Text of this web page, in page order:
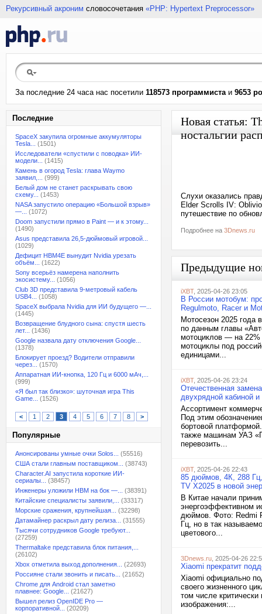
Рекурсивный акроним словосочетания «PHP: Hypertext Preprocessor»
За последние 24 часа нас посетили 118573 программистаи 9653
Последние
SpaceX закупила огромные аккумуляторы
Tesla...
(1501)
Исследователи «спустили с поводка» ИИ-
модели...
(1415)
Камень в огород Tesla: глава Waymo
заявил,...
(999)
Белый дом не станет раскрывать свою
схему...
(1453)
NASA запустило операцию «Большой взрыв»
—...
(1072)
Doom запустили прямо в Paint — и к этому...
(1490)
Asus представила 26,5-дюймовый игровой...
(1029)
Дефицит HBM4E вынудит Nvidia урезать
объём...
(1622)
Sony всерьёз намерена наполнить
экосистему...
(1056)
Club 3D представила 9-метровый кабель
USB4...
(1058)
SpaceX выбрала Nvidia для ИИ будущего —...
(1445)
Возвращение блудного сына: спустя шесть
лет...
(1436)
Google назвала дату отключения Google...
(1378)
Блокирует проезд? Водители отправили
через...
(1570)
Аппаратная ИИ-кнопка, 120 Гц и 6000 мАч,...
(999)
«Я был так близко»: шуточная игра This
Game...
(1526)
< 1 2 3 4 5 6 7 8 >
Популярные
Анонсированы умные очки Solos...
(55516)
США стали главным поставщиком...
(38743)
Character.AI запустила короткие ИИ-
сериалы...
(38457)
Инженеры уложили HBM на бок —...
(38391)
Китайские специалисты заявили,...
(33317)
Морские сражения, крупнейшая...
(32298)
Датамайнер раскрыл дату релиза...
(31555)
Тысячи сотрудников Google требуют...
(27259)
Thermaltake представила блок питания,...
(26102)
Xbox отметила выход дополнения...
(22693)
Россияне стали звонить и писать...
(21652)
Chrome для Android стал заметно
плавнее: Google...
(21627)
Вышел релиз OpenIDE Pro —
корпоративной...
(20209)
Новая статья:
ностальгии
Слухи оказались
Elder Scrolls IV:
путешествие по
Подробнее на 3Dnews.ru
Предыдущие
iXBT, 2025-04-26 23:05
В России мотобум:
Regulmoto, Racer и
Мотосезон 2025 года
по данным главы
мотоциклов — на
мотоциклы под
единицами...
iXBT, 2025-04-26 23:24
Отечественная
двухрядной кабиной
Ассортимент
Под этим
бортовой
также машинам УАЗ
перевозить...
iXBT, 2025-04-26 22:43
85 дюймов, 4К, 288
TV X2025 в новой
В Китае начали
энергоэффективном
дюймов. Фото: Redmi
Гц, но в так
цветового...
3Dnews.ru , 2025-04-26
Xiaomi прекратит
Xiaomi официально
своего жизненного
том числе
изображения:...